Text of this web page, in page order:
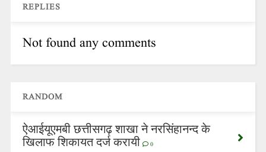
REPLIES
Not found any comments
RANDOM
ऐआईयूएमबी छत्तीसगढ़ शाखा ने नरसिंहानन्द के
खिलाफ शिकायत दर्ज करायी 0